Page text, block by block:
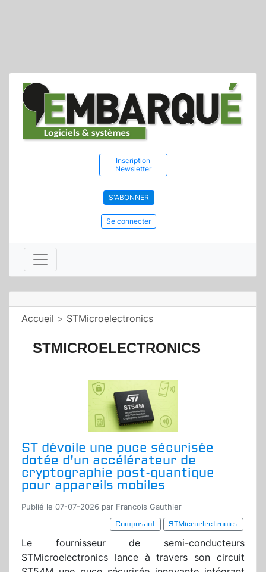
Inscription
Newsletter
S'ABONNER
Se connecter
Accueil > STMicroelectronics
STMICROELECTRONICS
ST dévoile une puce sécurisée
dotée d'un accélérateur de
cryptographie post-quantique
pour appareils mobiles
Publié le 07-07-2026 par Francois Gauthier
Composant
STMicroelectronics
Le fournisseur de semi-conducteurs
STMicroelectronics lance à travers son circuit